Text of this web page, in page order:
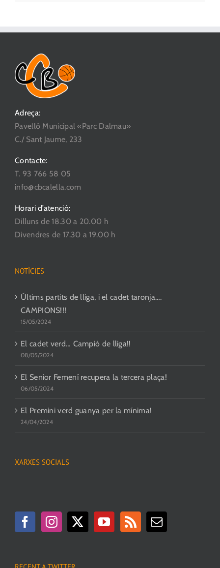
Adreça:
Pavelló Municipal «Parc Dalmau»
C./ Sant Jaume, 233
Contacte:
T. 93 766 58 05
info@cbcalella.com
Horari d’atenció:
Dilluns de 18.30 a 20.00 h
Divendres de 17.30 a 19.00 h
NOTÍCIES
Últims partits de lliga, i el cadet taronja….
CAMPIONS!!!
15/05/2024
El cadet verd… Campió de lliga!!
08/05/2024
El Senior Femení recupera la tercera plaça!
06/05/2024
El Premini verd guanya per la mínima!
24/04/2024
XARXES SOCIALS